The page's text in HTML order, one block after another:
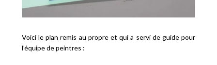
Voici le plan remis au propre et qui a servi de guide pour
l’équipe de peintres :